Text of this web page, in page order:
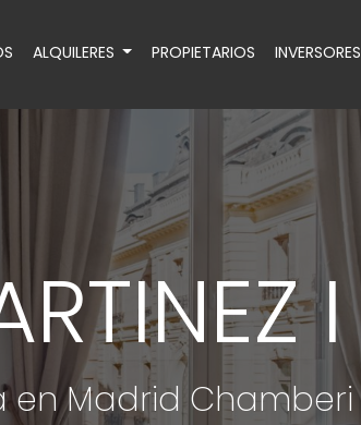
ALQUILERES PROPIETARIOS INVERSORES
I
Madrid Chamberi